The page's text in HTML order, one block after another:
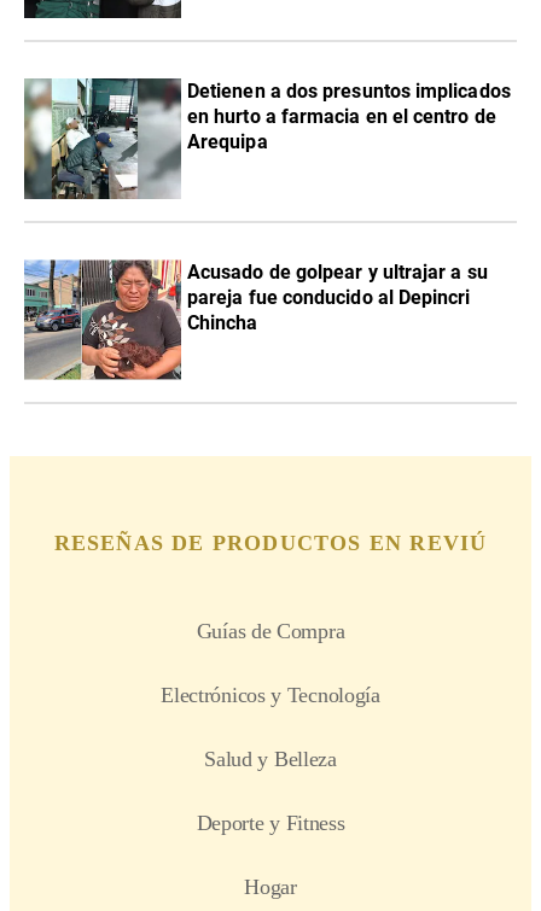
Detienen a dos presuntos implicados
en hurto a farmacia en el centro de
Arequipa
Acusado de golpear y ultrajar a su
pareja fue conducido al Depincri
Chincha